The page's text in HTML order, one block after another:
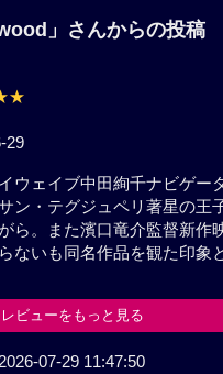
★★★★★
ジェイウェイブ中田絢千ナ
世界の話題はサン・テグジ
何だなあと想い出しながら
台詞,あなたのことは未だ
是非観て見たい！
レビューをもっと見る